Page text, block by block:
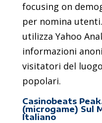
focusing on
per nomina
utilizza Yahoo
informazioni
visitatori del
popolari.
Casinobeats
(microgame) Sul
Italiano